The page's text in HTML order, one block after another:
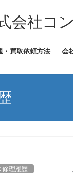
社コ
・買取依頼方法 会
修理履歴